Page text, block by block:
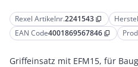
Rexel Artikelnr.2241543 content_copy
EAN Code4001869567846 content_copy
Griffeinsatz mit EFM15, für